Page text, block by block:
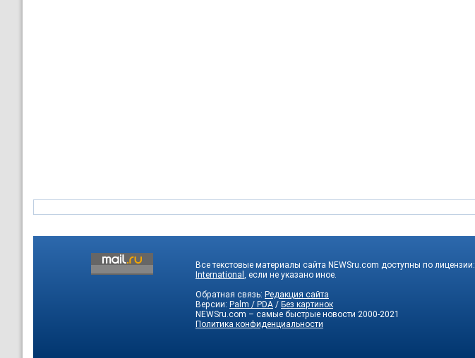
Все текстовые материалы сайта NEWSru.com доступны по лицензии:
International , если не указано иное.
Обратная связь: Редакция сайта
Версии: Palm / PDA / Без картинок
NEWSru.com – самые быстрые новости 2000-2021
Политика конфиденциальности